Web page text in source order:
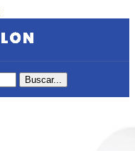
Buscar...